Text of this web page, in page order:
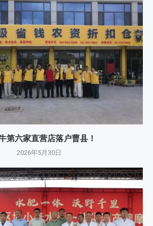
第六家直营店落户曹县！
2026年5月30日